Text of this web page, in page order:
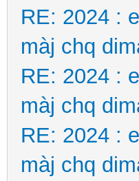
RE: 2024 :
màj chq
RE: 2024 :
màj chq
RE: 2024 :
màj chq